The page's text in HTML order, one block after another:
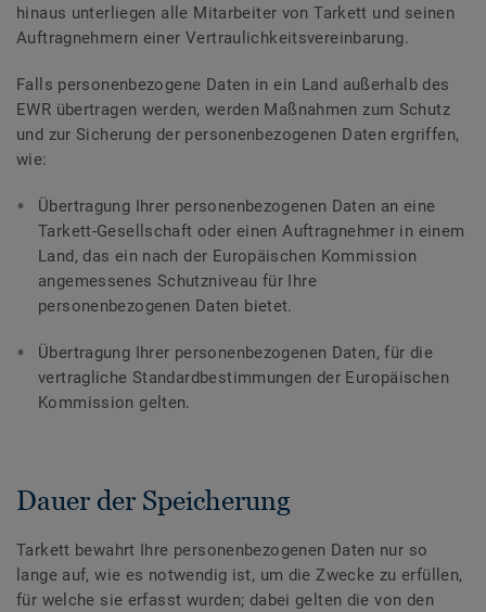
hinaus unterliegen alle Mitarbeiter von Tarkett und seinen
Auftragnehmern einer Vertraulichkeitsvereinbarung.
Falls personenbezogene Daten in ein Land außerhalb des
EWR übertragen werden, werden Maßnahmen zum Schutz
und zur Sicherung der personenbezogenen Daten ergriffen,
wie:
Übertragung Ihrer personenbezogenen Daten an eine
Tarkett-Gesellschaft oder einen Auftragnehmer in einem
Land, das ein nach der Europäischen Kommission
angemessenes Schutzniveau für Ihre
personenbezogenen Daten bietet.
Übertragung Ihrer personenbezogenen Daten, für die
vertragliche Standardbestimmungen der Europäischen
Kommission gelten.
Dauer der Speicherung
Tarkett bewahrt Ihre personenbezogenen Daten nur so
lange auf, wie es notwendig ist, um die Zwecke zu erfüllen,
für welche sie erfasst wurden; dabei gelten die von den